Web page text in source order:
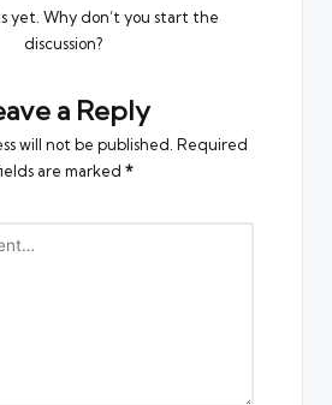
yet. Why don’t you start the
discussion?
a Reply
will not be published. Required
are marked *